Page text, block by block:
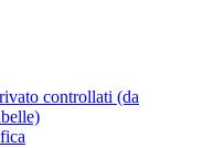
controllati (da